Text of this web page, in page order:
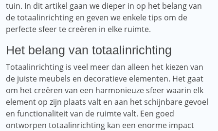
tuin. In dit artikel gaan we dieper in op het belang van
de totaalinrichting en geven we enkele tips om de
perfecte sfeer te creëren in elke ruimte.
Het belang van totaalinrichting
Totaalinrichting is veel meer dan alleen het kiezen van
de juiste meubels en decoratieve elementen. Het gaat
om het creëren van een harmonieuze sfeer waarin elk
element op zijn plaats valt en aan het schijnbare gevoel
en functionaliteit van de ruimte valt. Een goed
ontworpen totaalinrichting kan een enorme impact